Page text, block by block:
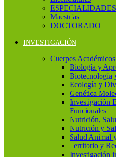
ESPECIALIDADES
Maestrías
DOCTORADO
INVESTIGACIÓN
Cuerpos Académicos
Biología y
Biotecnología
Ecología y
Genética
Investigación
Funcionales
Nutrición,
Nutrición y
Salud Animal
Territorio y
Investigación